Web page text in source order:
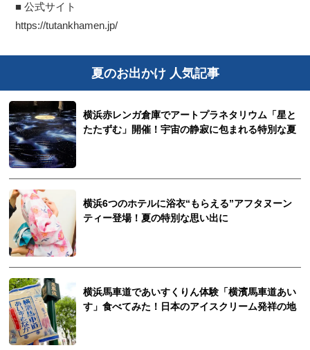
■ 公式サイト
https://tutankhamen.jp/
夏のお出かけ 人気記事
横浜赤レンガ倉庫でアートプラネタリウム「星と
たたずむ」開催！宇宙の静寂に包まれる特別な夏
横浜6つのホテルに浴衣“もらえる”アフタヌーン
ティー登場！夏の特別な思い出に
横浜馬車道であいすくりん体験「横濱馬車道あい
す」食べてみた！日本のアイスクリーム発祥の地